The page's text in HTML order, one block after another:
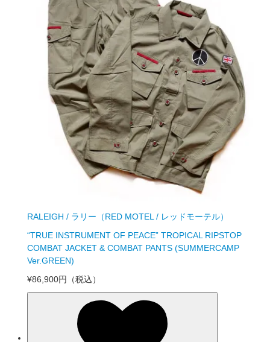
RALEIGH / ラリー（RED MOTEL / レッドモーテル）
“TRUE INSTRUMENT OF PEACE” TROPICAL RIPSTOP
COMBAT JACKET & COMBAT PANTS (SUMMERCAMP
Ver.GREEN)
¥86,900円 （税込）